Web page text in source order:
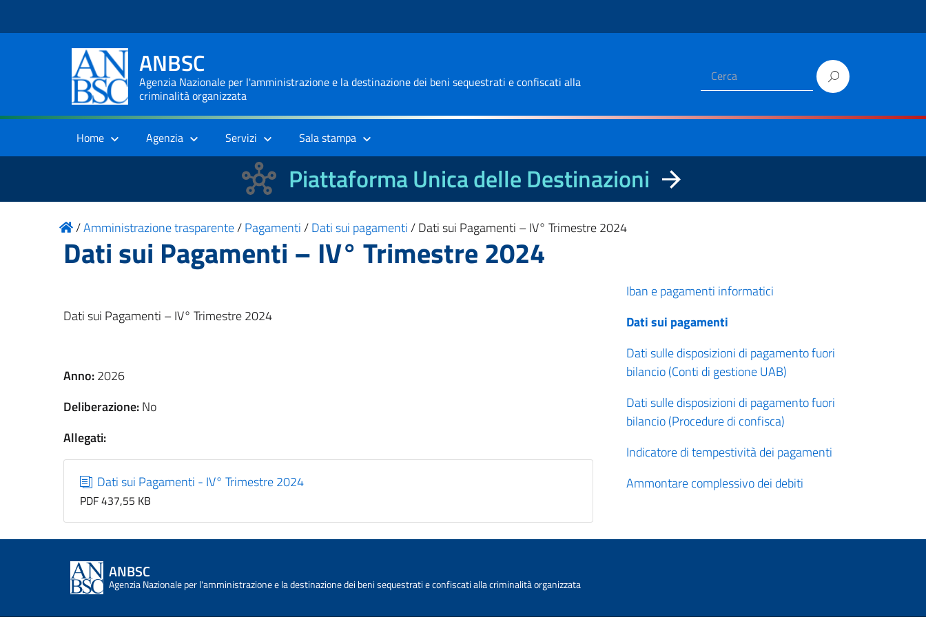
ANBSC
Agenzia Nazionale per l'amministrazione e la destinazione dei beni sequestrati e confiscati alla
criminalità organizzata
Home Agenzia Servizi Sala stampa
Piattaforma Unica delle Destinazioni
/Amministrazione trasparente/Pagamenti/Dati sui pagamenti/Dati sui Pagamenti – IV° Trimestre 2024
Dati sui Pagamenti – IV° Trimestre 2024
Dati sui Pagamenti – IV° Trimestre 2024
Anno:2026
Deliberazione:No
Allegati:
Dati sui Pagamenti - IV° Trimestre 2024
PDF 437,55 KB
Iban e pagamenti informatici
Dati sui pagamenti
Dati sulle disposizioni di pagamento fuori
bilancio (Conti di gestione UAB)
Dati sulle disposizioni di pagamento fuori
bilancio (Procedure di confisca)
Indicatore di tempestività dei pagamenti
Ammontare complessivo dei debiti
ANBSC
Agenzia Nazionale per l'amministrazione e la destinazione dei beni sequestrati e confiscati alla criminalità organizzata